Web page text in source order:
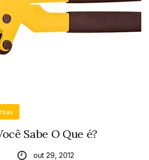
Sabe O Que é?
out 29, 2012